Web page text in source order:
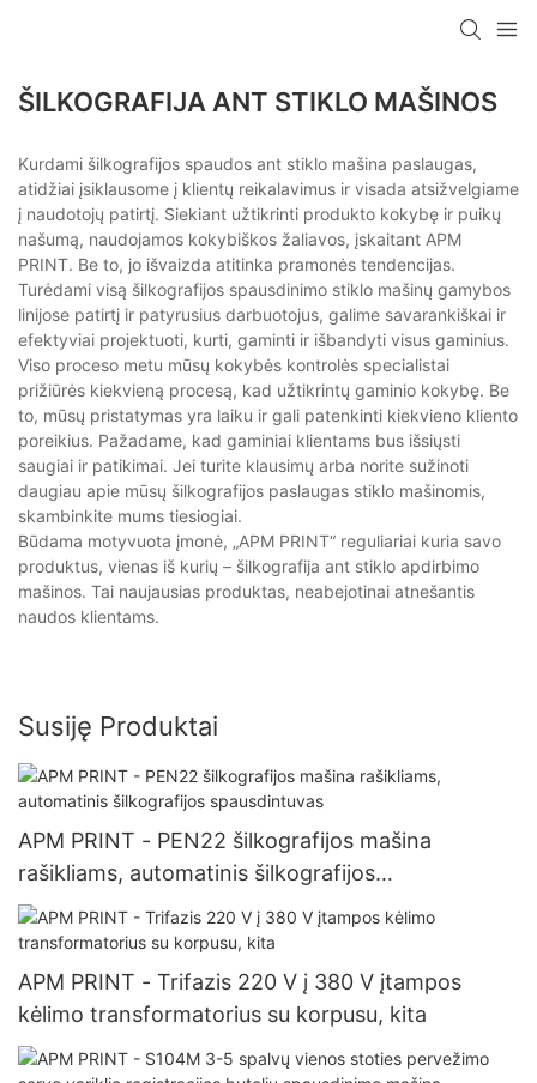
ŠILKOGRAFIJA ANT STIKLO MAŠINOS
Kurdami šilkografijos spaudos ant stiklo mašina paslaugas,
atidžiai įsiklausome į klientų reikalavimus ir visada atsižvelgiame
į naudotojų patirtį. Siekiant užtikrinti produkto kokybę ir puikų
našumą, naudojamos kokybiškos žaliavos, įskaitant APM
PRINT. Be to, jo išvaizda atitinka pramonės tendencijas.
Turėdami visą šilkografijos spausdinimo stiklo mašinų gamybos
linijose patirtį ir patyrusius darbuotojus, galime savarankiškai ir
efektyviai projektuoti, kurti, gaminti ir išbandyti visus gaminius.
Viso proceso metu mūsų kokybės kontrolės specialistai
prižiūrės kiekvieną procesą, kad užtikrintų gaminio kokybę. Be
to, mūsų pristatymas yra laiku ir gali patenkinti kiekvieno kliento
poreikius. Pažadame, kad gaminiai klientams bus išsiųsti
saugiai ir patikimai. Jei turite klausimų arba norite sužinoti
daugiau apie mūsų šilkografijos paslaugas stiklo mašinomis,
skambinkite mums tiesiogiai.
Būdama motyvuota įmonė, „APM PRINT“ reguliariai kuria savo
produktus, vienas iš kurių – šilkografija ant stiklo apdirbimo
mašinos. Tai naujausias produktas, neabejotinai atnešantis
naudos klientams.
Susiję Produktai
APM PRINT - PEN22 šilkografijos mašina
rašikliams, automatinis šilkografijos
spausdintuvas
APM PRINT - Trifazis 220 V į 380 V įtampos
kėlimo transformatorius su korpusu, kita